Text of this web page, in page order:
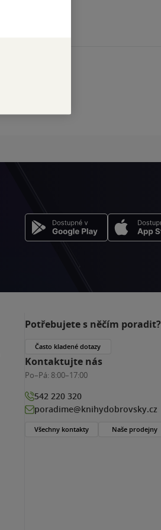
Potřebujete s něčím poradit?
Často kladené dotazy
Kontaktujte nás
Po–Pá: 8:00–17:00
542 220 320
poradime@knihydobrovsky.cz
Všechny kontakty Naše prodejny